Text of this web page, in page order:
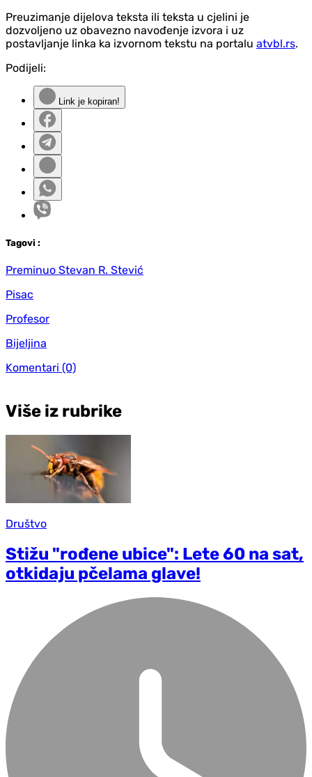
Preuzimanje dijelova teksta ili teksta u cjelini je
dozvoljeno uz obavezno navođenje izvora i uz
postavljanje linka ka izvornom tekstu na portalu atvbl.rs.
Podijeli:
Link je kopiran!
Tagovi :
Preminuo Stevan R. Stević
Pisac
Profesor
Bijeljina
Komentari (0)
Više iz rubrike
Društvo
Stižu "rođene ubice": Lete 60 na sat,
otkidaju pčelama glave!